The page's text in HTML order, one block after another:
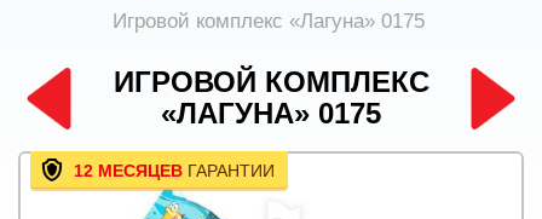
Игровой комплекс «Лагуна» 0175
ИГРОВОЙ КОМПЛЕКС
«ЛАГУНА» 0175
12 МЕСЯЦЕВ ГАРАНТИИ